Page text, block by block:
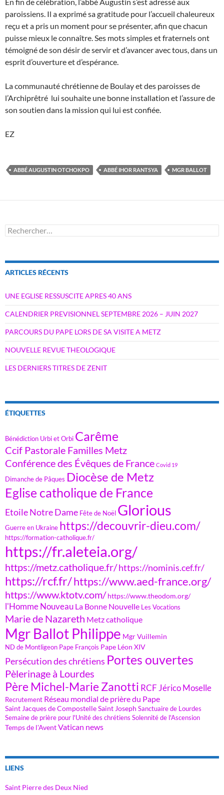
paroissiens. Il a exprimé sa gratitude pour l’accueil chaleureux
reçu et a pris un moment pour se présenter, afin que chacun
puisse mieux le connaître. Ses mots simples et fraternels ont
témoigné de son désir de servir et d’avancer avec tous, dans un
esprit d’ouverture et d’espérance.
La communauté chrétienne de Boulay et des paroisses de
l’Archiprêtré lui souhaite une bonne installation et l’assure de
son soutien dans la mission qui lui est confiée.
EZ
ABBÉ AUGUSTIN OTCHOKPO ABBÉ IHOR RANTSYA MGR BALLOT
Rechercher :
ARTICLES RÉCENTS
UNE EGLISE RESSUSCITE APRES 40 ANS
CALENDRIER PREVISIONNEL SEPTEMBRE 2026 – JUIN 2027
PARCOURS DU PAPE LORS DE SA VISITE A METZ
NOUVELLE REVUE THEOLOGIQUE
LES DERNIERS TITRES DE ZENIT
ÉTIQUETTES
Bénédiction Urbi et Orbi Carême
Ccif Pastorale Familles Metz
Conférence des Évêques de France Covid 19
Dimanche de Pâques Diocèse de Metz
Eglise catholique de France
Etoile Notre Dame Fête de Noël Glorious
Guerre en Ukraine https://decouvrir-dieu.com/
https://formation-catholique.fr/
https://fr.aleteia.org/
https://metz.catholique.fr/https://nominis.cef.fr/
https://rcf.fr/https://www.aed-france.org/
https://www.ktotv.com/ https://www.theodom.org/
l'Homme Nouveau La Bonne Nouvelle Les Vocations
Marie de Nazareth Metz catholique
Mgr Ballot Philippe Mgr Vuillemin
ND de Montligeon Pape François Pape Léon XIV
Persécution des chrétiens Portes ouvertes
Pèlerinage à Lourdes
Père Michel-Marie Zanotti RCF Jérico Moselle
Recrutement Réseau mondial de prière du Pape
Saint Jacques de CompostelleSaint Joseph Sanctuaire de Lourdes
Semaine de prière pour l'Unité des chrétiens Solennité de l'Ascension
Temps de l'AventVatican news
LIENS
Saint Pierre des Deux Nied